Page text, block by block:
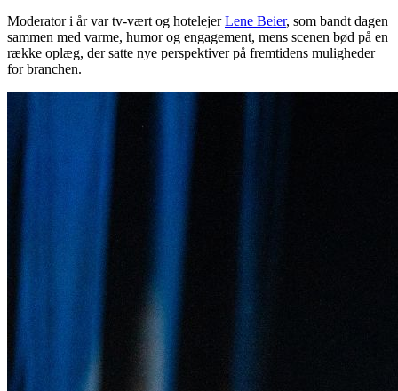
Moderator i år var tv-vært og hotelejerLene Beier, som bandt dagen
sammen med varme, humor og engagement, mens scenen bød på en
række oplæg, der satte nye perspektiver på fremtidens muligheder
for branchen.